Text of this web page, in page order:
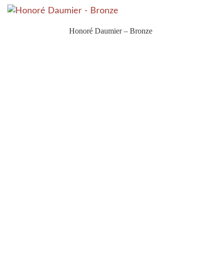
Honoré Daumier – Bronze